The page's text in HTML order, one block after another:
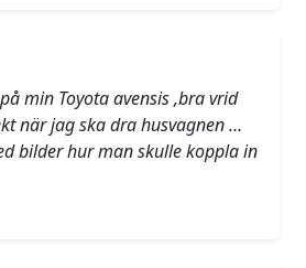
min Toyota avensis ,bra vrid
när jag ska dra husvagnen …
bilder hur man skulle koppla in